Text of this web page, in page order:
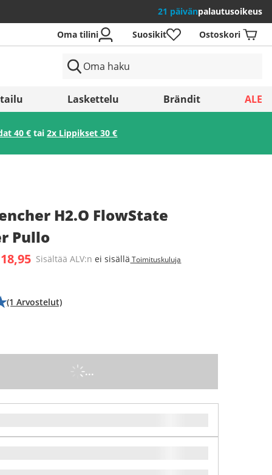
21 päivänpalautusoikeus
Tallenna
Oma tilini Suosikit Ostoskori
Laskettelu Brändit ALE
40 € tai2x Lippikset 30 €
H2.O FlowState
Pullo
Sisältää ALV:n ei sisällä Toimituskuluja
(1 Arvostelut)
...